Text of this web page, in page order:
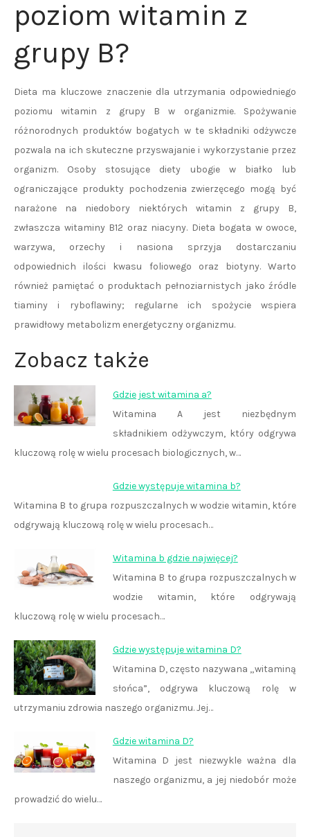
poziom witamin z
grupy B?
Dieta ma kluczowe znaczenie dla utrzymania odpowiedniego
poziomu witamin z grupy B w organizmie. Spożywanie
różnorodnych produktów bogatych w te składniki odżywcze
pozwala na ich skuteczne przyswajanie i wykorzystanie przez
organizm. Osoby stosujące diety ubogie w białko lub
ograniczające produkty pochodzenia zwierzęcego mogą być
narażone na niedobory niektórych witamin z grupy B,
zwłaszcza witaminy B12 oraz niacyny. Dieta bogata w owoce,
warzywa, orzechy i nasiona sprzyja dostarczaniu
odpowiednich ilości kwasu foliowego oraz biotyny. Warto
również pamiętać o produktach pełnoziarnistych jako źródle
tiaminy i ryboflawiny; regularne ich spożycie wspiera
prawidłowy metabolizm energetyczny organizmu.
Zobacz także
Gdzie jest witamina a?
Witamina A jest niezbędnym
składnikiem odżywczym, który odgrywa
kluczową rolę w wielu procesach biologicznych, w…
Gdzie występuje witamina b?
Witamina B to grupa rozpuszczalnych w wodzie witamin, które
odgrywają kluczową rolę w wielu procesach…
Witamina b gdzie najwięcej?
Witamina B to grupa rozpuszczalnych w
wodzie witamin, które odgrywają
kluczową rolę w wielu procesach…
Gdzie występuje witamina D?
Witamina D, często nazywana „witaminą
słońca”, odgrywa kluczową rolę w
utrzymaniu zdrowia naszego organizmu. Jej…
Gdzie witamina D?
Witamina D jest niezwykle ważna dla
naszego organizmu, a jej niedobór może
prowadzić do wielu…